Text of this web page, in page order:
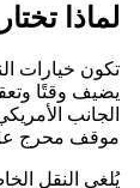
لماذا
تكون خيارات
يضيف وقتًا
الجانب
موقف محرج